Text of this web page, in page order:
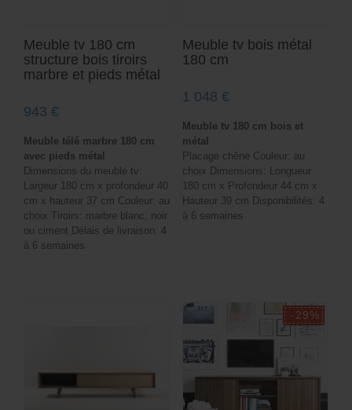
Meuble tv 180 cm
structure bois tiroirs
marbre et pieds métal
943 €
Meuble télé marbre 180 cm
avec pieds métal
Dimensions du meuble tv:
Largeur 180 cm x profondeur 40
cm x hauteur 37 cm Couleur: au
choix Tiroirs: marbre blanc, noir
ou ciment Délais de livraison: 4
à 6 semaines
Meuble tv bois métal
180 cm
1 048 €
Meuble tv 180 cm bois et
métal
Placage chêne Couleur: au
choix Dimensions: Longueur
180 cm x Profondeur 44 cm x
Hauteur 39 cm Disponibilités: 4
à 6 semaines